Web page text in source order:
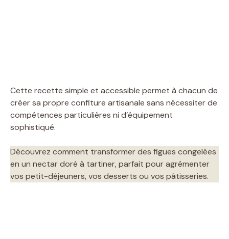
Cette recette simple et accessible permet à chacun de
créer sa propre confiture artisanale sans nécessiter de
compétences particulières ni d’équipement
sophistiqué.
Découvrez comment transformer des figues congelées
en un nectar doré à tartiner, parfait pour agrémenter
vos petit-déjeuners, vos desserts ou vos pâtisseries.